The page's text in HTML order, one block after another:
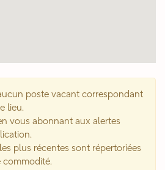
poste vacant correspondant
lieu.
vous abonnant aux alertes
plus récentes sont répertoriées